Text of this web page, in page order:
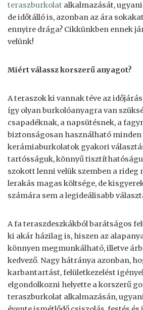
teraszburkolat alkalmazását,
de időtálló is, azonban az ára
ennyire drága? Cikkünkben ennek
velünk!
Miért válassz korszerű anyagot?
A teraszok ki vannak téve az
így olyan burkolóanyagra van
csapadéknak, a napsütésnek, a
biztonságosan használható minden
kerámiaburkolatok gyakori
tartósságuk, könnyű
szokott lenni velük szemben a rideg
lerakás magas költsége, de
számára sem a legideálisabb
A fa teraszdeszkákból barátságos
ki akár házilag is, hiszen az
könnyen megmunkálható, illetve
kedvező. Nagy hátránya azonban,
karbantartást, felületkezelést
elgondolkozni helyette a korszerű
teraszburkolat alkalmazásán,